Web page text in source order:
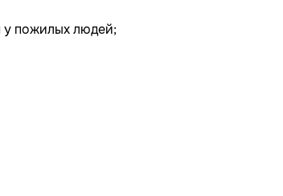
у пожилых людей;